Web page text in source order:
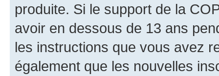
produite. Si le support de la
avoir en dessous de 13 ans
les instructions que vous avez
également que les nouvelles